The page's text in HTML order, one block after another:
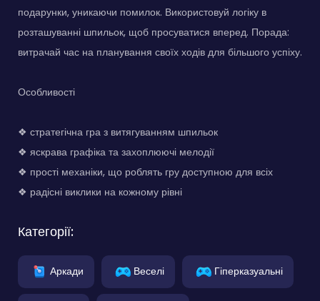
подарунки, уникаючи помилок. Використовуй логіку в
розташуванні шпильок, щоб просуватися вперед. Порада:
витрачай час на планування своїх ходів для більшого успіху.
Особливості
❖ стратегічна гра з витягуванням шпильок
❖ яскрава графіка та захоплюючі мелодії
❖ прості механіки, що роблять гру доступною для всіх
❖ радісні виклики на кожному рівні
Категорії:
Аркади Веселі Гіперказуальні